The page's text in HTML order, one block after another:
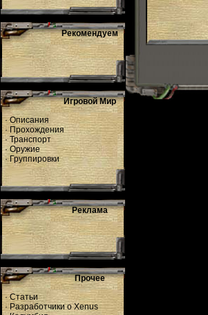
Рекомендуем
Игровой Мир
·Описания
·Прохождения
·Транспорт
·Оружие
·Группировки
Реклама
Прочее
·Статьи
·Разработчики о Xenus